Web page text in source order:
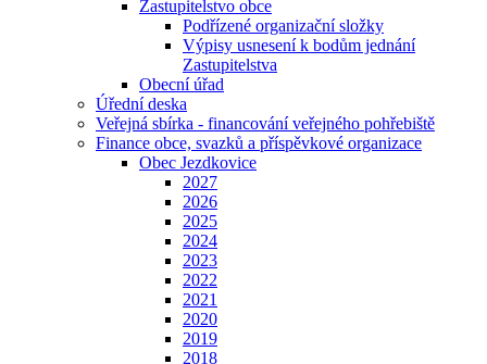
Zastupitelstvo obce
Podřízené organizační složky
Výpisy usnesení k bodům jednání
Zastupitelstva
Obecní úřad
Úřední deska
Veřejná sbírka - financování veřejného pohřebiště
Finance obce, svazků a příspěvkové organizace
Obec Jezdkovice
2027
2026
2025
2024
2023
2022
2021
2020
2019
2018